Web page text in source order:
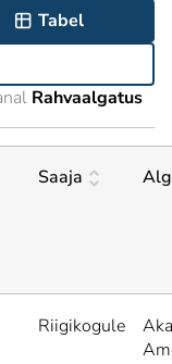
Tabel
Rahvaalgatus
Saaja
Riigikogule